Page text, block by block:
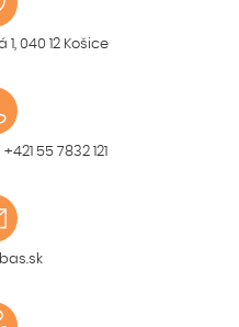
1, 040 12 Košice
+421 55 7832 121